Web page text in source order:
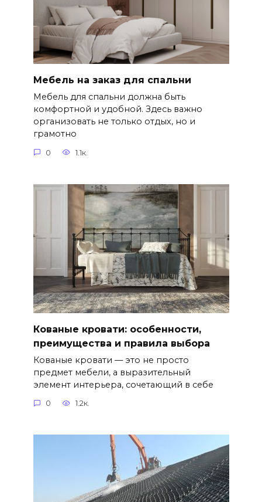
Мебель на заказ для спальни
Мебель для спальни должна быть
комфортной и удобной. Здесь важно
организовать не только отдых, но и
грамотно
0 1.1к.
Кованые кровати: особенности,
преимущества и правила выбора
Кованые кровати — это не просто
предмет мебели, а выразительный
элемент интерьера, сочетающий в себе
0 1.2к.